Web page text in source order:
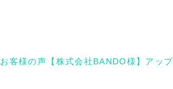
お客様の声【株式会社BANDO様】アップ